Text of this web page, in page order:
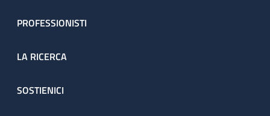
PROFESSIONISTI
LA RICERCA
SOSTIENICI